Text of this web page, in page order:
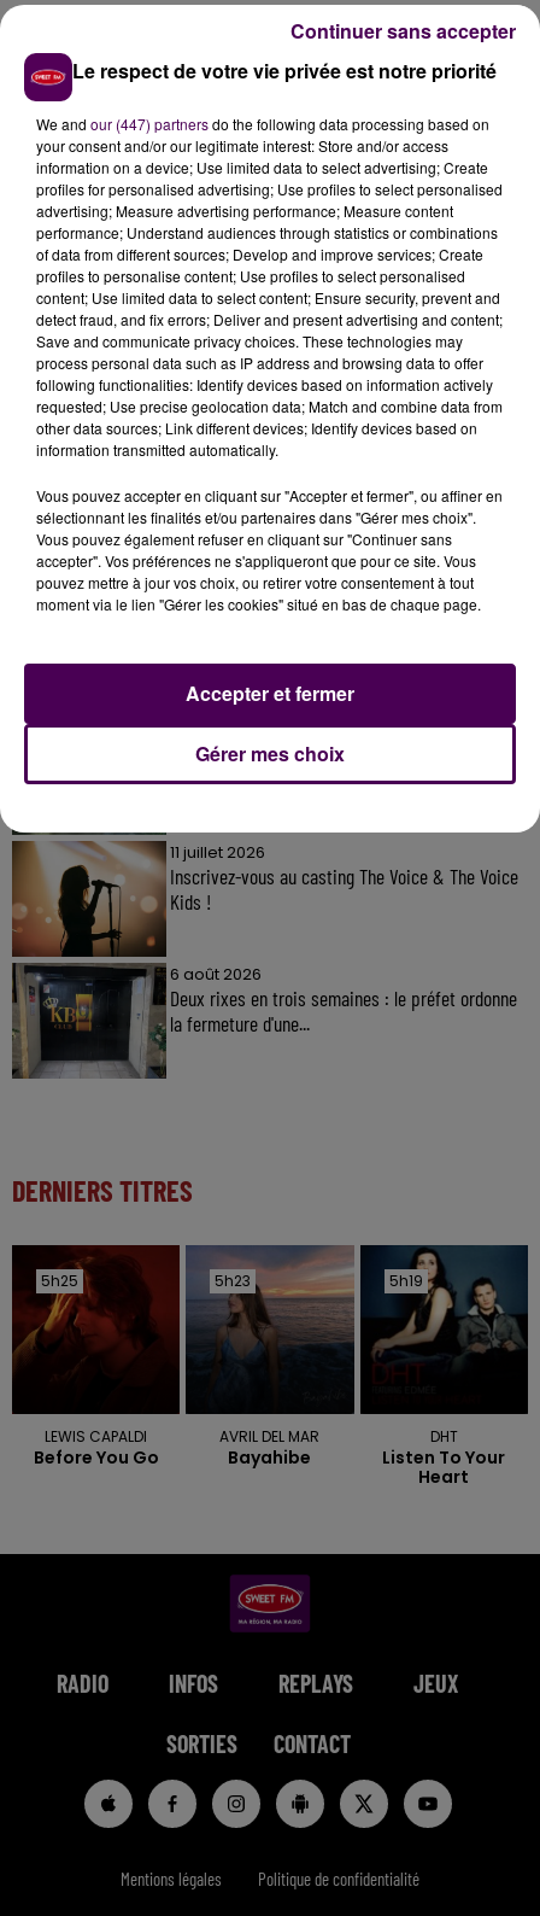
Une manifestation contre sa politique
Prévenus de la visite du ministre de l’Intérieur,
plusieurs syndicats et associations appellent à un
rassemblement pour dénoncer
"sa politique
répressive".La Ligue des Droits de l’Homme tient à
rappeler que"si la sécurité des citoyens est
essentielle, il est fondamental d’assurer leur sûreté
en s’appuyant sur une police totalement
respectueuse de leurs droits".Avec les organisations
FSU, CGT, Solidaires et UNEF, le collectif invite ses
militants à se retrouver à 12h sur la place Washington
ou devant la préfecture si le dispositif policier ne
permettait pas d’y accéder.
À LA UNE
31 juillet 2026
Gagnez vos entrées à Terra Botanica !
11 juillet 2026
Inscrivez-vous au casting The Voice & The Voice
Kids !
6 août 2026
Deux rixes en trois semaines : le préfet ordonne
la fermeture d'une...
DERNIERS TITRES
5h25
5h25
LEWIS CAPALDI
Before You Go
5h23
5h23
AVRIL DEL MAR
Bayahibe
5h19
5h19
DHT
Listen To Your
Heart
RADIO INFOS REPLAYS JEUX
SORTIES CONTACT
Mentions légales Politique de confidentialité
Le respect de votre vie privée est notre priorité
We and our (447) partnersdo the following data processing based on
your consent and/or our legitimate interest: Store and/or access
information on a device; Use limited data to select advertising; Create
profiles for personalised advertising; Use profiles to select personalised
advertising; Measure advertising performance; Measure content
performance; Understand audiences through statistics or combinations
of data from different sources; Develop and improve services; Create
profiles to personalise content; Use profiles to select personalised
content; Use limited data to select content; Ensure security, prevent and
detect fraud, and fix errors; Deliver and present advertising and content;
Save and communicate privacy choices. These technologies may
process personal data such as IP address and browsing data to offer
following functionalities: Identify devices based on information actively
requested; Use precise geolocation data; Match and combine data from
other data sources; Link different devices; Identify devices based on
information transmitted automatically.
Vous pouvez accepter en cliquant sur "Accepter et fermer", ou affiner en
sélectionnant les finalités et/ou partenaires dans "Gérer mes choix".
Vous pouvez également refuser en cliquant sur "Continuer sans
accepter". Vos préférences ne s'appliqueront que pour ce site. Vous
pouvez mettre à jour vos choix, ou retirer votre consentement à tout
moment via le lien "Gérer les cookies" situé en bas de chaque page.
Gérer mes choix
Accepter et fermer
Continuer sans accepter